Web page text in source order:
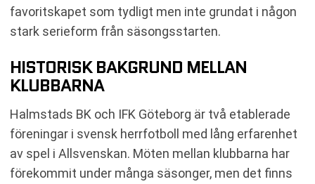
favoritskapet som tydligt men inte grundat i någon
stark serieform från säsongsstarten.
HISTORISK BAKGRUND MELLAN
KLUBBARNA
Halmstads BK och IFK Göteborg är två etablerade
föreningar i svensk herrfotboll med lång erfarenhet
av spel i Allsvenskan. Möten mellan klubbarna har
förekommit under många säsonger, men det finns